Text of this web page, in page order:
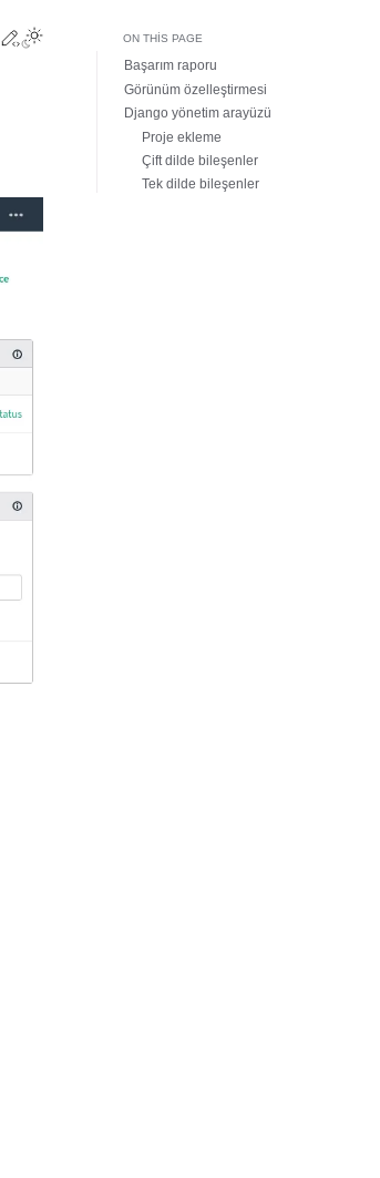
View this page
Edit this page
Toggle Light / Dark / Auto color theme
ON THIS PAGE
Başarım raporu
Görünüm özelleştirmesi
Django yönetim arayüzü
Proje ekleme
Çift dilde bileşenler
Tek dilde bileşenler